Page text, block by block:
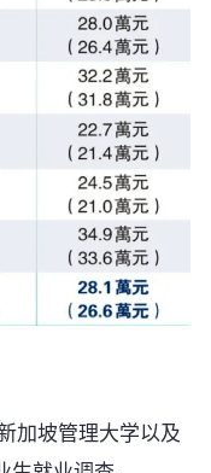
加坡管理大学以及